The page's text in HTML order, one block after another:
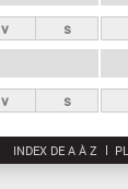
v s
v s
INDEX DE A À Z